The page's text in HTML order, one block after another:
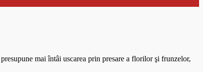
mai întâi uscarea prin presare a florilor şi frunzelor,